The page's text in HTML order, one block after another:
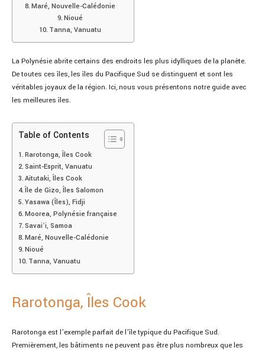
Maré, Nouvelle-Calédonie
Nioué
Tanna, Vanuatu
La Polynésie abrite certains des endroits les plus idylliques de la planète.
De toutes ces îles, les îles du Pacifique Sud se distinguent et sont les
véritables joyaux de la région. Ici, nous vous présentons notre guide avec
les meilleures îles.
Table of Contents
Rarotonga, Îles Cook
Saint-Esprit, Vanuatu
Aitutaki, Îles Cook
Île de Gizo, Îles Salomon
Yasawa (Îles), Fidji
Moorea, Polynésie française
Savaiʻi, Samoa
Maré, Nouvelle-Calédonie
Nioué
Tanna, Vanuatu
Rarotonga, Îles Cook
Rarotonga est l’exemple parfait de l’île typique du Pacifique Sud.
Premièrement, les bâtiments ne peuvent pas être plus nombreux que les